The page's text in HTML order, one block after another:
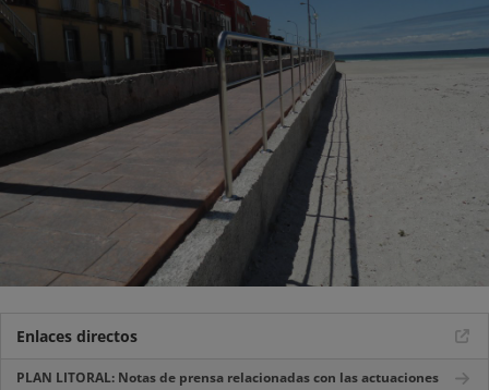
Enlaces directos
PLAN LITORAL: Notas de prensa relacionadas con las actuaciones